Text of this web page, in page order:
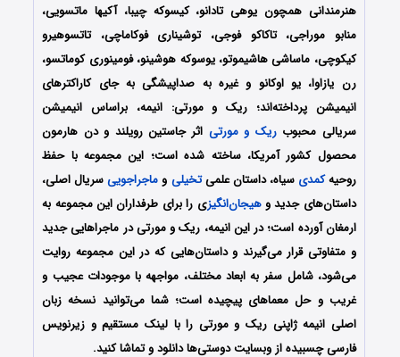
هنرمندانی همچون یوهی تادانو، کیسوکه چیبا، آکیها ماتسویی،
منابو موراجی، تاکاکو فوجی، توشیناری فوکاماچی، تاتسوهیرو
کیکوچی، ماساشی هاشیموتو، یوسوکه هوشینو، فومینوری کوماتسو،
رن یازاوا، یو اوکانو و غیره به صداپیشگی به جای کاراکترهای
انیمیشن پرداخته‌اند؛ ریک و مورتی: انیمه، براساس انیمیشن
سریالی محبوبریک و مورتی اثر جاستین رویلند و دن هارمون
محصول کشور آمریکا، ساخته شده است؛ این مجموعه با حفظ
روحیهکمدی سیاه، داستان علمیتخیلی و ماجراجوییسریال اصلی،
داستان‌های جدید وهیجان‌انگیزی را برای طرفداران این مجموعه به
ارمغان آورده است؛ در این انیمه، ریک و مورتی در ماجراهایی جدید
و متفاوتی قرار می‌گیرند و داستان‌هایی که در این مجموعه روایت
می‌شود، شامل سفر به ابعاد مختلف، مواجهه با موجودات عجیب و
غریب و حل معماهای پیچیده است؛ شما می‌توانید نسخه زبان
اصلی انیمه ژاپنی ریک و مورتی را با لینک مستقیم و زیرنویس
فارسی چسبیده از وبسایت دوستی‌ها دانلود و تماشا کنید.